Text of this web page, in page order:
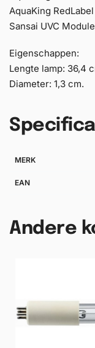
AquaKing
Sansai UVC
Eigenschappen:
Lengte lamp: 36,4
Diameter: 1,3 cm.
MERK
EAN
Andere